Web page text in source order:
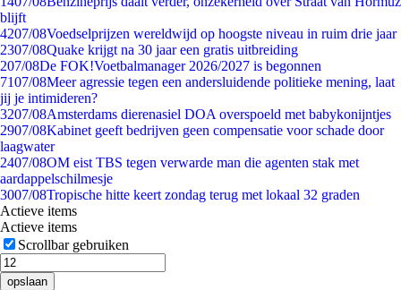
blijft
4207/08Voedselprijzen wereldwijd op hoogste niveau in ruim drie jaar
2307/08Quake krijgt na 30 jaar een gratis uitbreiding
207/08De FOK!Voetbalmanager 2026/2027 is begonnen
7107/08Meer agressie tegen een andersluidende politieke mening, laat
jij je intimideren?
3207/08Amsterdams dierenasiel DOA overspoeld met babykonijntjes
2907/08Kabinet geeft bedrijven geen compensatie voor schade door
laagwater
2407/08OM eist TBS tegen verwarde man die agenten stak met
aardappelschilmesje
3007/08Tropische hitte keert zondag terug met lokaal 32 graden
Actieve items
Actieve items
Scrollbar gebruiken
opslaan